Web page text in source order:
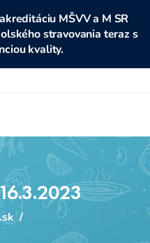
MŠVV a M SR
stravovania teraz s
kvality.
/